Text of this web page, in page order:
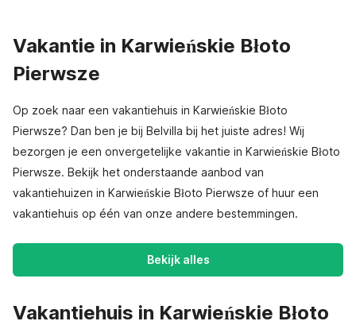
Vakantie in Karwieńskie Błoto
Pierwsze
Op zoek naar een vakantiehuis in Karwieńskie Błoto
Pierwsze? Dan ben je bij Belvilla bij het juiste adres! Wij
bezorgen je een onvergetelijke vakantie in Karwieńskie Błoto
Pierwsze. Bekijk het onderstaande aanbod van
vakantiehuizen in Karwieńskie Błoto Pierwsze of huur een
vakantiehuis op één van onze andere bestemmingen.
Bekijk alles
Vakantiehuis in Karwieńskie Błoto